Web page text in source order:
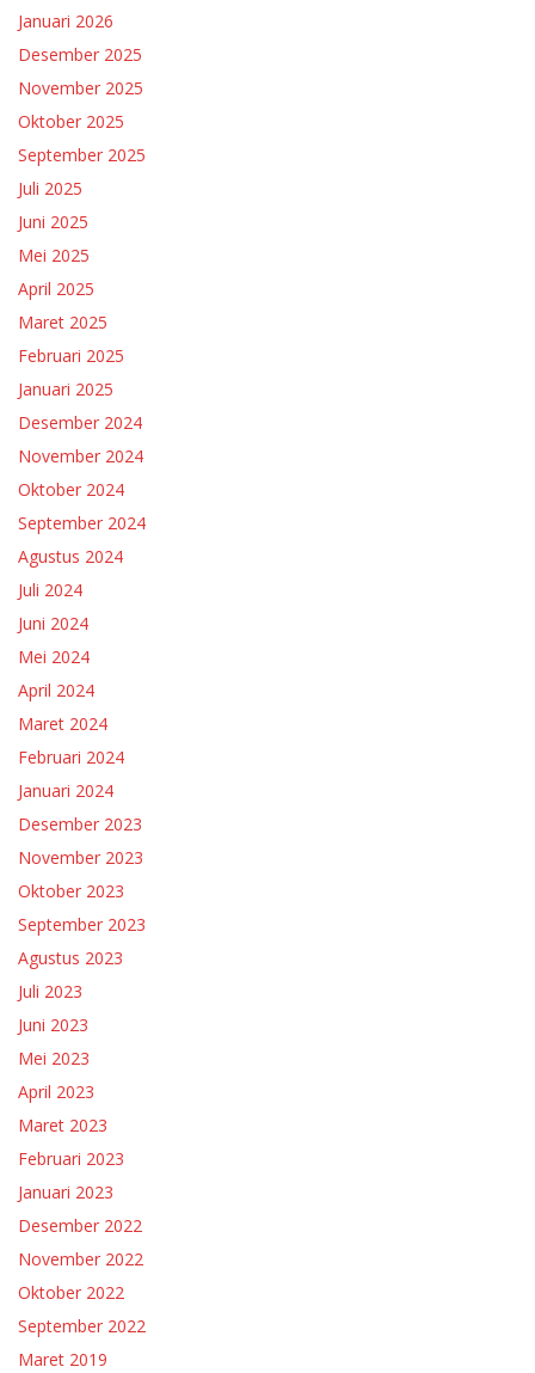
Januari 2026
Desember 2025
November 2025
Oktober 2025
September 2025
Juli 2025
Juni 2025
Mei 2025
April 2025
Maret 2025
Februari 2025
Januari 2025
Desember 2024
November 2024
Oktober 2024
September 2024
Agustus 2024
Juli 2024
Juni 2024
Mei 2024
April 2024
Maret 2024
Februari 2024
Januari 2024
Desember 2023
November 2023
Oktober 2023
September 2023
Agustus 2023
Juli 2023
Juni 2023
Mei 2023
April 2023
Maret 2023
Februari 2023
Januari 2023
Desember 2022
November 2022
Oktober 2022
September 2022
Maret 2019